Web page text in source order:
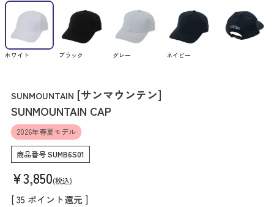
ホワイト ブラック グレー ネイビー
SUNMOUNTAIN [サンマウンテン]
SUNMOUNTAIN CAP
2026年春夏モデル
商品番号SUMB6S01
¥3,850 税込
[35 ポイント還元 ]